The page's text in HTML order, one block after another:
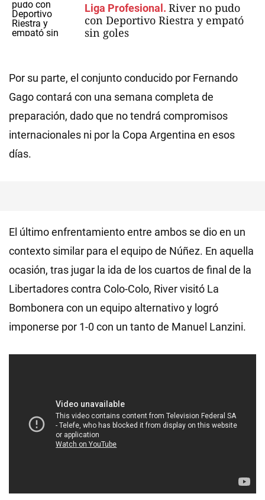
Liga Profesional. River no pudo
con Deportivo Riestra y empató
sin goles
Por su parte, el conjunto conducido por Fernando
Gago contará con una semana completa de
preparación, dado que no tendrá compromisos
internacionales ni por la Copa Argentina en esos
días.
El último enfrentamiento entre ambos se dio en un
contexto similar para el equipo de Núñez. En aquella
ocasión, tras jugar la ida de los cuartos de final de la
Libertadores contra Colo-Colo, River visitó La
Bombonera con un equipo alternativo y logró
imponerse por 1-0 con un tanto de Manuel Lanzini.